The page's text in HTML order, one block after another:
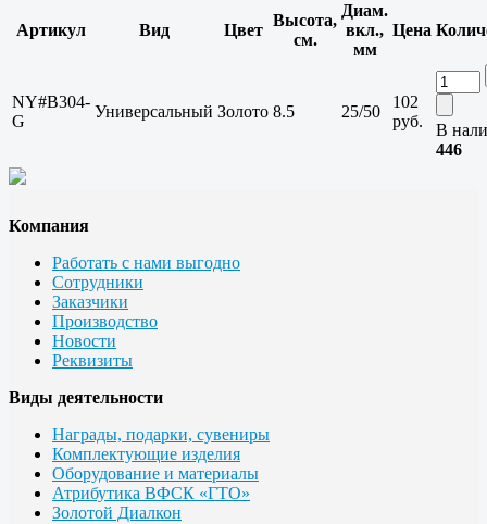
Артикул Вид Цвет
Высота,
см.
Диам.
вкл.,
мм
Цена
NY#B304-
G
Универсальный Золото 8.5 25/50
102
руб.
В
446
Компания
Работать с нами выгодно
Сотрудники
Заказчики
Производство
Новости
Реквизиты
Виды деятельности
Награды, подарки, сувениры
Комплектующие изделия
Оборудование и материалы
Атрибутика ВФСК «ГТО»
Золотой Диалкон